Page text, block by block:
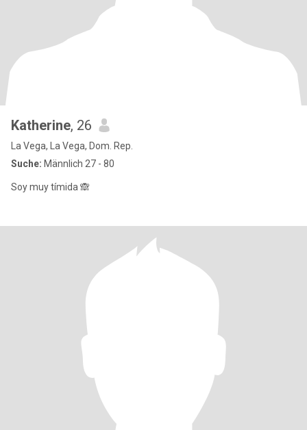
Katherine, 26
La Vega, La Vega, Dom. Rep.
Suche: Männlich 27 - 80
Soy muy tímida 🙈